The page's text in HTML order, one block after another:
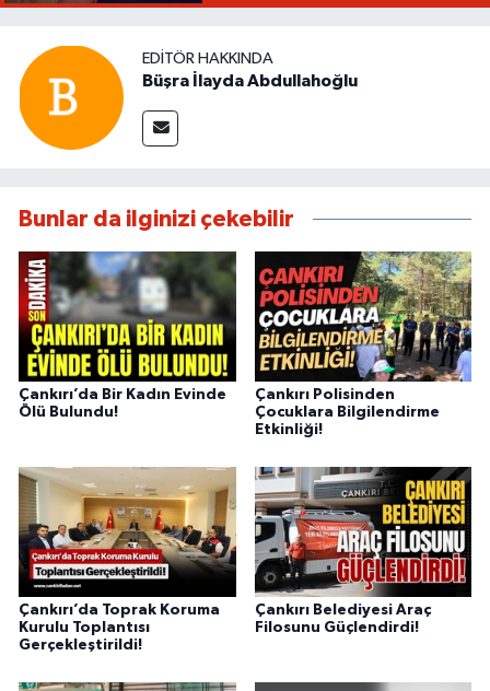
EDITÖR HAKKINDA
Büşra İlayda Abdullahoğlu
Bunlar da ilginizi çekebilir
Çankırı’da Bir Kadın Evinde
Ölü Bulundu!
Çankırı Polisinden
Çocuklara Bilgilendirme
Etkinliği!
Çankırı’da Toprak Koruma
Kurulu Toplantısı
Gerçekleştirildi!
Çankırı Belediyesi Araç
Filosunu Güçlendirdi!